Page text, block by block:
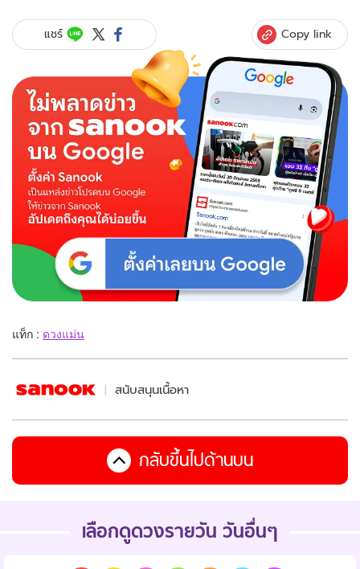
แชร์ Copy link
แท็ก : ดวงแม่น
สนับสนุนเนื้อหา
กลับขึ้นไปด้านบน
เลือกดูดวงรายวัน วันอื่นๆ